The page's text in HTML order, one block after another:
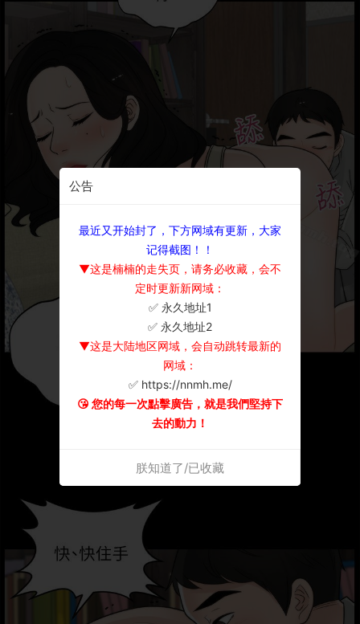
公告
最近又开始封了，下方网域有更新，大家
记得截图！！
▼这是楠楠的走失页，请务必收藏，会不
定时更新新网域：
✅ 永久地址1
✅ 永久地址2
▼这是大陆地区网域，会自动跳转最新的
网域：
✅ https://nnmh.me/
😘 您的每一次點擊廣告，就是我們堅持下
去的動力！
朕知道了/已收藏